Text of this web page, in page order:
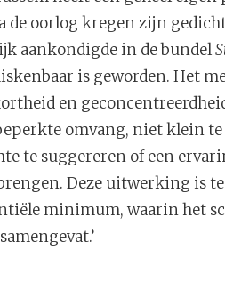
de oorlog kregen zijn
aankondigde in de bundel
is geworden. Het
en
omvang, niet klein te
te suggereren of een
Deze uitwerking is
minimum, waarin het